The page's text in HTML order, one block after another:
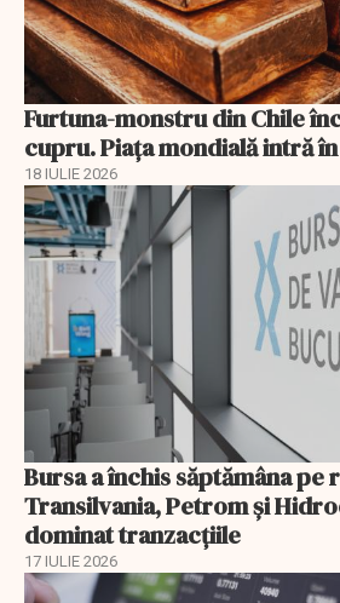
Furtuna-monstru din Chile
cupru. Piața mondială intră
18 IULIE 2026
Bursa a închis săptămâna pe
Transilvania, Petrom și
dominat tranzacțiile
17 IULIE 2026